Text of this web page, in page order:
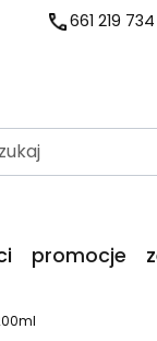
661 219 734
promocje